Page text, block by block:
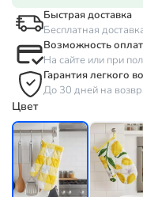
Быстрая доставка
Бесплатная
Возможность
На сайте или при
Гарантия легкого
До 30 дней на
Цвет